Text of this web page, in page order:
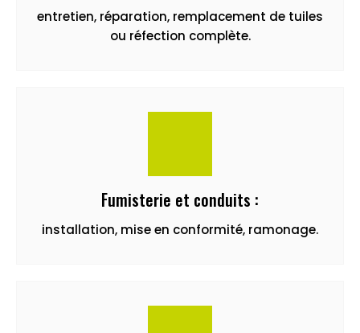
entretien, réparation, remplacement de tuiles
ou réfection complète.
Fumisterie et conduits :
installation, mise en conformité, ramonage.